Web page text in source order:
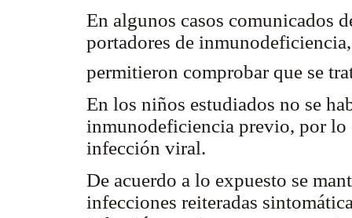
En algunos casos comunicados
portadores de
permitieron comprobar que se
En los niños estudiados no se
inmunodeficiencia previo, por lo
infección viral.
De acuerdo a lo expuesto se
infecciones reiteradas